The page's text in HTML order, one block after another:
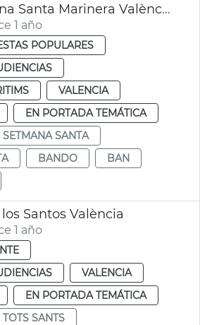
Bando Semana Santa Marinera València
1 año
POPULARES
VALENCIA
EN PORTADA TEMÁTICA
SETMANA SANTA
BANDO
BAN
Santos València
1 año
VALENCIA
EN PORTADA TEMÁTICA
TOTS SANTS